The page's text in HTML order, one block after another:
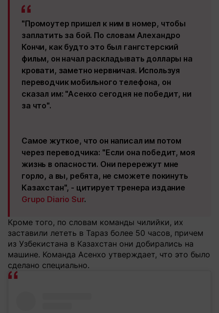
"Промоутер пришел к ним в номер, чтобы
заплатить за бой. По словам Алехандро
Кончи, как будто это был гангстерский
фильм, он начал раскладывать доллары на
кровати, заметно нервничая. Используя
переводчик мобильного телефона, он
сказал им: "Асенхо сегодня не победит, ни
за что".
Самое жуткое, что он написал им потом
через переводчика: "Если она победит, моя
жизнь в опасности. Они перережут мне
горло, а вы, ребята, не сможете покинуть
Казахстан", - цитирует тренера издание
Grupo Diario Sur.
Кроме того, по словам команды чилийки, их
заставили лететь в Тараз более 50 часов, причем
из Узбекистана в Казахстан они добирались на
машине. Команда Асенхо утверждает, что это было
сделано специально.